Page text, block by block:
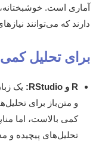
آماری است.
دارند که می‌توانند
برای تحلیل
R و RStudio:
یک
و متن‌باز برای
کمی بالاست، اما
تحلیل‌های پیچیده و